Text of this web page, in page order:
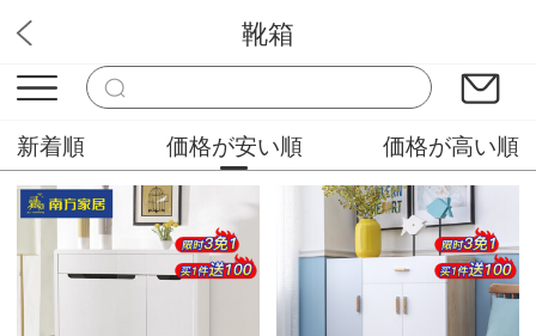
みなみ家具
靴箱
新着順 価格が安い順 価格が高い順